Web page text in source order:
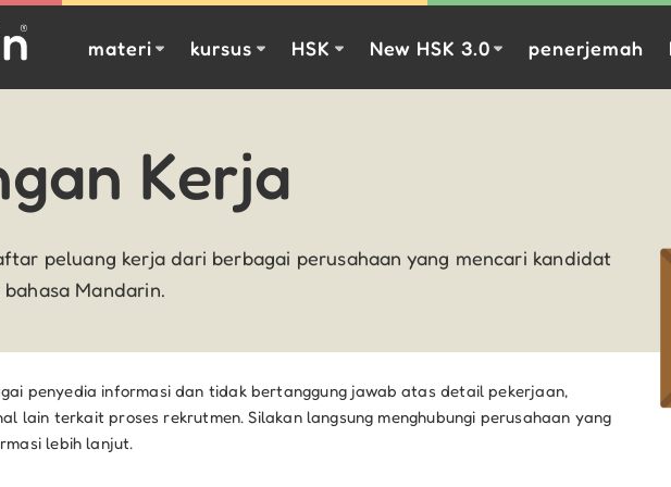
materi kursus HSK New HSK 3.0 penerjemah
Kerja
peluang kerja dari berbagai perusahaan yang mencari kandidat
Mandarin.
penyedia informasi dan tidak bertanggung jawab atas detail pekerjaan,
lain terkait proses rekrutmen. Silakan langsung menghubungi perusahaan yang
lebih lanjut.